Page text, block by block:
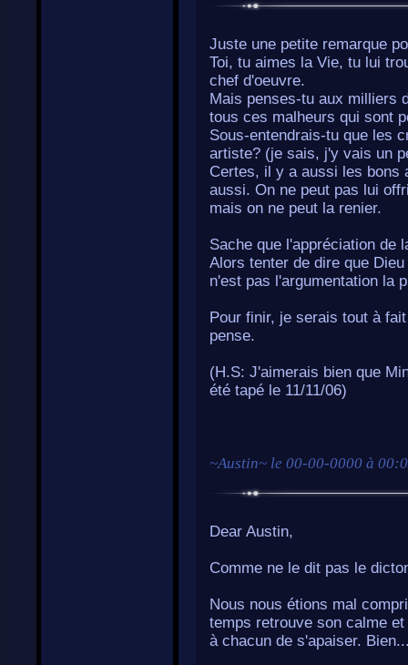
Juste une petite remarque
Toi, tu aimes la Vie, tu lui
chef d'oeuvre.
Mais penses-tu aux milliers
tous ces malheurs qui sont
Sous-entendrais-tu que les
artiste? (je sais, j'y vais un
Certes, il y a aussi les bons
aussi. On ne peut pas lui
mais on ne peut la renier.
Sache que l'appréciation de
Alors tenter de dire que
n'est pas l'argumentation la
Pour finir, je serais tout à
pense.
(H.S: J'aimerais bien que
été tapé le 11/11/06)
~Austin~ le 00-00-0000 à
Dear Austin,
Comme ne le dit pas le
Nous nous étions mal
temps retrouve son calme
à chacun de s'apaiser.